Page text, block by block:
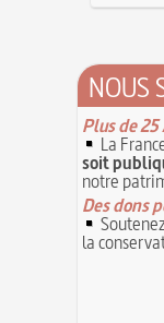
NOUS
Plus de
La
soit
notre
Des dons
la